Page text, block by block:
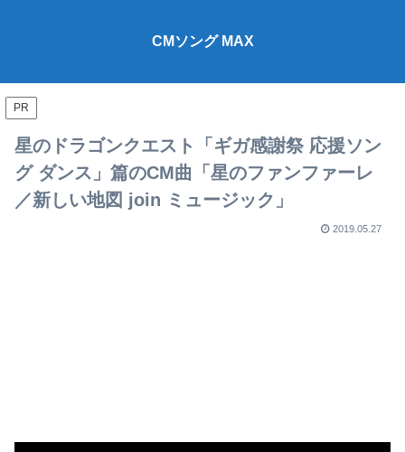
CMソング MAX
PR
星のドラゴンクエスト「ギガ感謝祭 応援ソン
グ ダンス」篇のCM曲「星のファンファーレ
／新しい地図 join ミュージック」
2019.05.27